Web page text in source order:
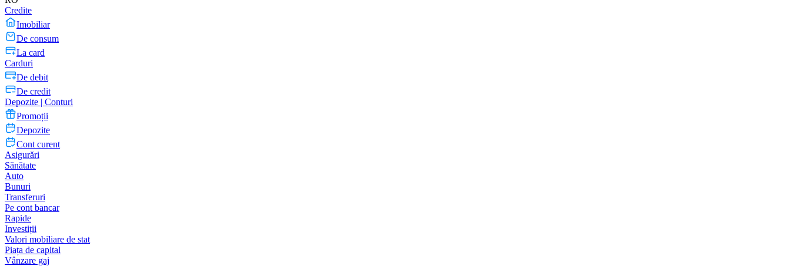
Credite
Imobiliar
De consum
La card
Carduri
De debit
De credit
Depozite | Conturi
Promoții
Depozite
Cont curent
Asigurări
Sănătate
Auto
Bunuri
Transferuri
Pe cont bancar
Rapide
Investiții
Valori mobiliare de stat
Piața de capital
Vânzare gaj